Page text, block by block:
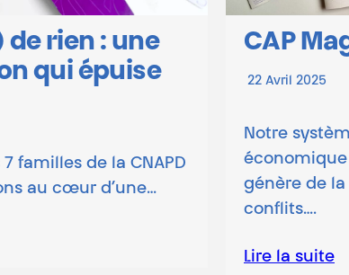
CAP Magazines
22 Avril 2025
Notre système de développement
économique est conflictuel. Il
génère de la compétition et des